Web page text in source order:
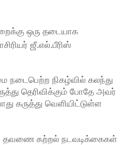
ஒரு தடையாக
ஜீ.எல்.பீரிஸ்
நடைபெற்ற நிகழ்வில் கலந்து
தெரிவிக்கும் போதே அவர்
கருத்து வெளியிட்டுள்ள
தவணை கற்றல் நடவடிக்கைகள்